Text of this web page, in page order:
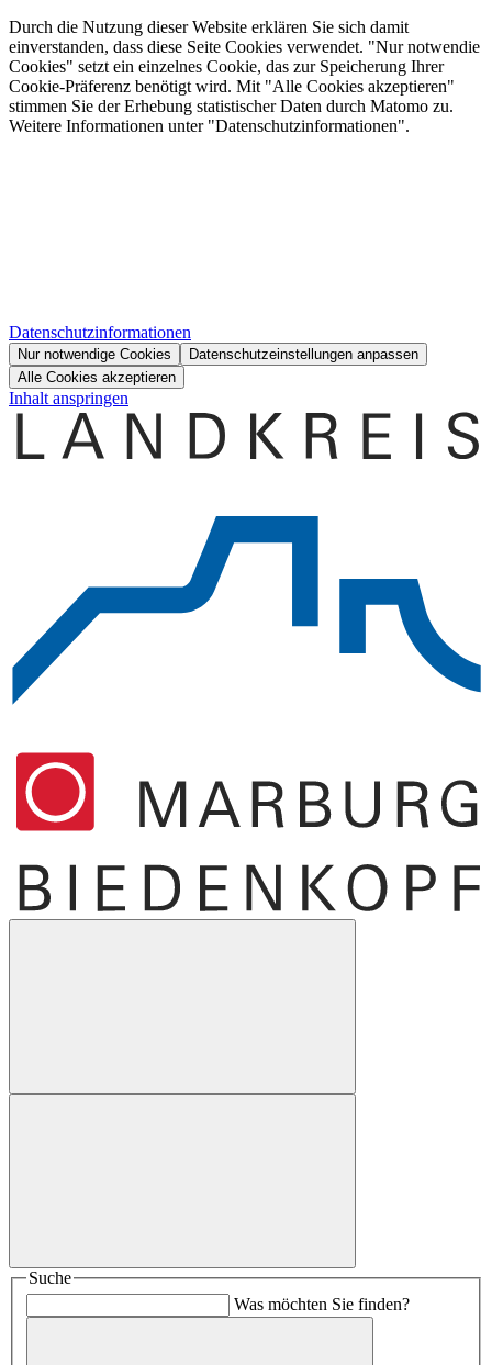
Durch die Nutzung dieser Website erklären Sie sich damit
einverstanden, dass diese Seite Cookies verwendet. "Nur notwendie
Cookies" setzt ein einzelnes Cookie, das zur Speicherung Ihrer
Cookie-Präferenz benötigt wird. Mit "Alle Cookies akzeptieren"
stimmen Sie der Erhebung statistischer Daten durch Matomo zu.
Weitere Informationen unter "Datenschutzinformationen".
Datenschutzinformationen
Nur notwendige Cookies
Datenschutzeinstellungen anpassen
Alle Cookies akzeptieren
Inhalt anspringen
Suche
Was möchten Sie finden?